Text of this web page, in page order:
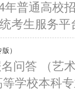
普通高校
考生服务平
）
问答 （艺
学校本科